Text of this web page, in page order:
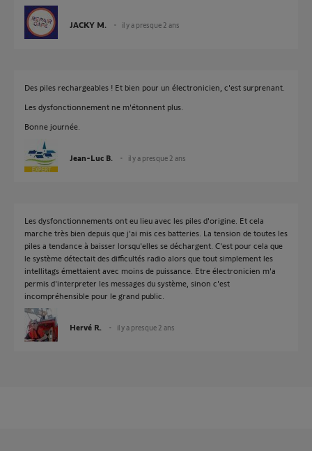
JACKY M. il y a presque 2 ans
Des piles rechargeables ! Et bien pour un électronicien, c'est surprenant.
Les dysfonctionnement ne m'étonnent plus.
Bonne journée.
Jean-Luc B. il y a presque 2 ans
Les dysfonctionnements ont eu lieu avec les piles d'origine. Et cela
marche très bien depuis que j'ai mis ces batteries. La tension de toutes les
piles a tendance à baisser lorsqu'elles se déchargent. C'est pour cela que
le système détectait des difficultés radio alors que tout simplement les
intellitags émettaient avec moins de puissance. Etre électronicien m'a
permis d'interpreter les messages du système, sinon c'est
incompréhensible pour le grand public.
Hervé R. il y a presque 2 ans